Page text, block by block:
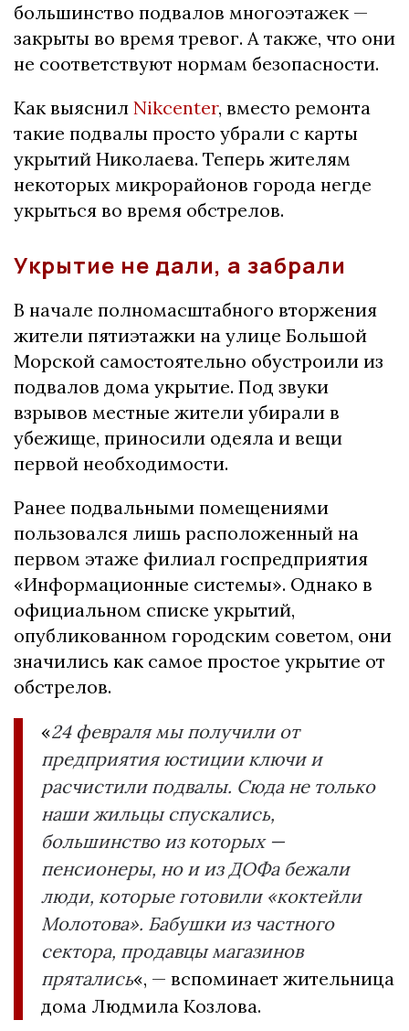
большинство подвалов многоэтажек —
закрыты во время тревог. А также, что они
не соответствуют нормам безопасности.
Как выяснил Nikcenter, вместо ремонта
такие подвалы просто убрали с карты
укрытий Николаева. Теперь жителям
некоторых микрорайонов города негде
укрыться во время обстрелов.
Укрытие не дали, а забрали
В начале полномасштабного вторжения
жители пятиэтажки на улице Большой
Морской самостоятельно обустроили из
подвалов дома укрытие. Под звуки
взрывов местные жители убирали в
убежище, приносили одеяла и вещи
первой необходимости.
Ранее подвальными помещениями
пользовался лишь расположенный на
первом этаже филиал госпредприятия
«Информационные системы». Однако в
официальном списке укрытий,
опубликованном городским советом, они
значились как самое простое укрытие от
обстрелов.
«24 февраля мы получили от
предприятия юстиции ключи и
расчистили подвалы. Сюда не только
наши жильцы спускались,
большинство из которых —
пенсионеры, но и из ДОФа бежали
люди, которые готовили «коктейли
Молотова». Бабушки из частного
сектора, продавцы магазинов
прятались«, — вспоминает жительница
дома Людмила Козлова.